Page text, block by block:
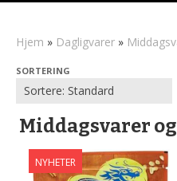
Hjem » Dagligvarer »
SORTERING
Middagsvarer
NYHETER